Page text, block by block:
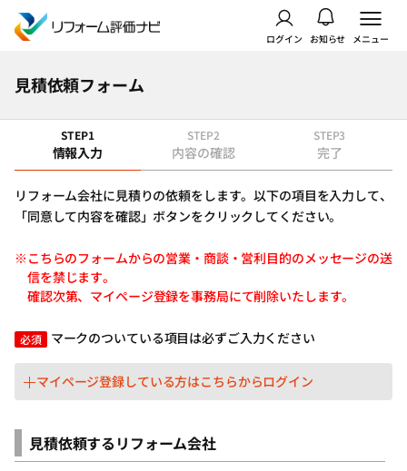
ログイン お知らせ メニュー
見積依頼フォーム
STEP1
情報入力
STEP2
内容の確認
STEP3
完了
リフォーム会社に見積りの依頼をします。以下の項目を入力して、
「同意して内容を確認」ボタンをクリックしてください。
※こちらのフォームからの営業・商談・営利目的のメッセージの送
信を禁じます。
確認次第、マイページ登録を事務局にて削除いたします。
必須 マークのついている項目は必ずご入力ください
マイページ登録している方はこちらからログイン
見積依頼するリフォーム会社